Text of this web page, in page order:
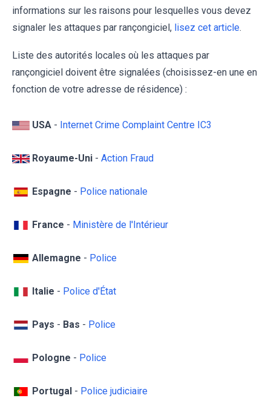
informations sur les raisons pour lesquelles vous devez
signaler les attaques par rançongiciel, lisez cet article.
Liste des autorités locales où les attaques par
rançongiciel doivent être signalées (choisissez-en une en
fonction de votre adresse de résidence) :
USA - Internet Crime Complaint Centre IC3
Royaume-Uni - Action Fraud
Espagne - Police nationale
France - Ministère de l'Intérieur
Allemagne - Police
Italie - Police d'État
Pays - Bas - Police
Pologne - Police
Portugal - Police judiciaire